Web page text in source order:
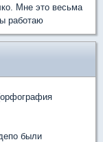
Мне это весьма
работаю
были